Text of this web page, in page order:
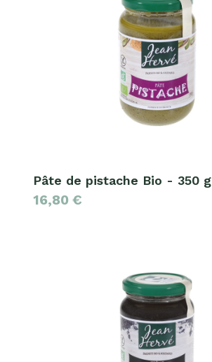
Pâte de pistache Bio - 350 g
16,80 €